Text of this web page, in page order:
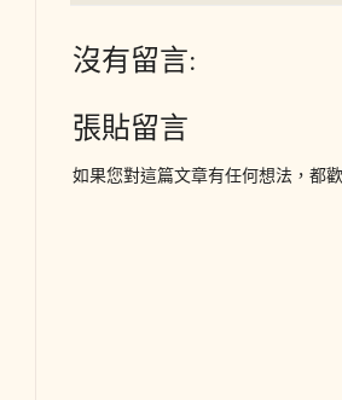
沒有留言:
張貼留言
如果您對這篇文章有任何想法，都